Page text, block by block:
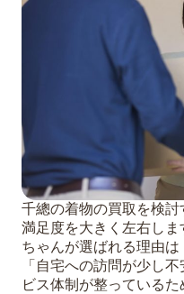
千總の着物の買取を検
満足度を大きく左右し
ちゃんが選ばれる理由は
「自宅への訪問が少し
ビス体制が整っている